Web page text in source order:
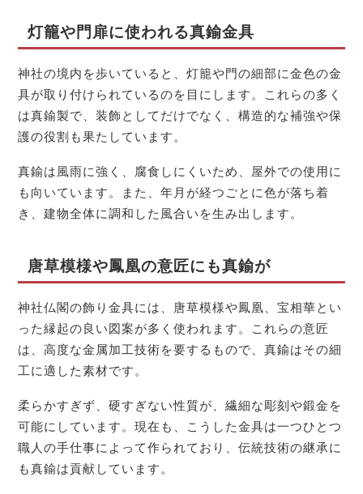
灯籠や門扉に使われる真鍮金具
神社の境内を歩いていると、灯籠や門の細部に金色の金
具が取り付けられているのを目にします。これらの多く
は真鍮製で、装飾としてだけでなく、構造的な補強や保
護の役割も果たしています。
真鍮は風雨に強く、腐食しにくいため、屋外での使用に
も向いています。また、年月が経つごとに色が落ち着
き、建物全体に調和した風合いを生み出します。
唐草模様や鳳凰の意匠にも真鍮が
神社仏閣の飾り金具には、唐草模様や鳳凰、宝相華とい
った縁起の良い図案が多く使われます。これらの意匠
は、高度な金属加工技術を要するもので、真鍮はその細
工に適した素材です。
柔らかすぎず、硬すぎない性質が、繊細な彫刻や鍛金を
可能にしています。現在も、こうした金具は一つひとつ
職人の手仕事によって作られており、伝統技術の継承に
も真鍮は貢献しています。